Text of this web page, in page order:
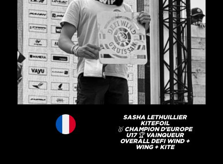
SASHA LETHUILLIER
KITEFOIL
🥇 CHAMPION D'EUROPE
U17 🏆 VAINQUEUR
OVERALL DEFI WIND +
WING + KITE